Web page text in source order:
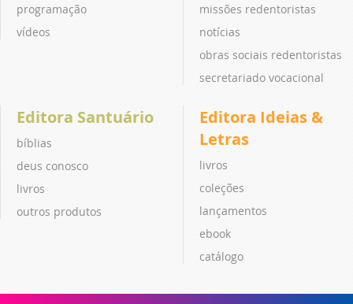
programação
vídeos
missões redentoristas
notícias
obras sociais redentoristas
secretariado vocacional
Editora Santuário
bíblias
deus conosco
livros
outros produtos
Editora Ideias &
Letras
livros
coleções
lançamentos
ebook
catálogo